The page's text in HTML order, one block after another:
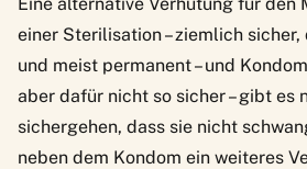
einer Sterilisation – ziemlich
und meist permanent – und
aber dafür nicht so sicher – gibt es
sichergehen, dass sie nicht
neben dem Kondom ein weiteres